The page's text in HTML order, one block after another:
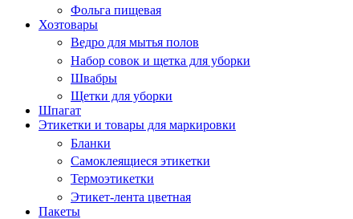
Фольга пищевая
Хозтовары
Ведро для мытья полов
Набор совок и щетка для уборки
Швабры
Щетки для уборки
Шпагат
Этикетки и товары для маркировки
Бланки
Самоклеящиеся этикетки
Термоэтикетки
Этикет-лента цветная
Пакеты